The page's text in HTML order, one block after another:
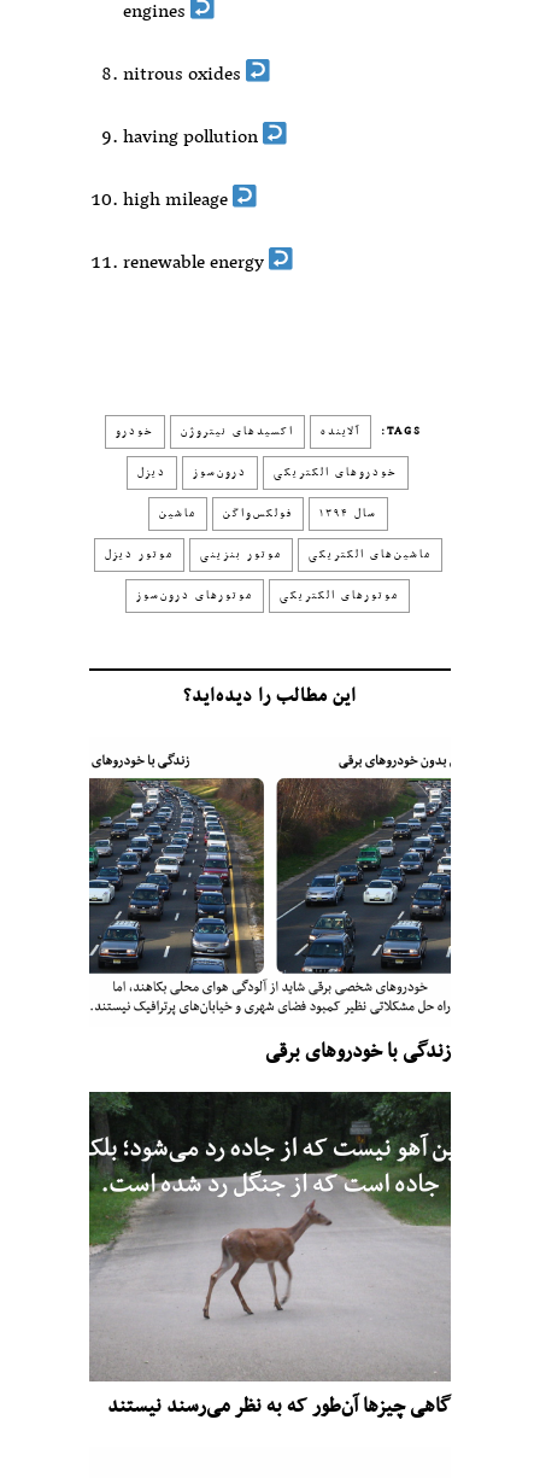
engines
nitrous oxides
having pollution
high mileage
renewable energy
TAGS: آلاینده اکسیدهای نیتروژن خودرو
خودروهای الکتریکی درون‌سوز دیزل
سال ۱۳۹۴ فولکس‌واگن ماشین
ماشین‌های الکتریکی موتور بنزینی موتور دیزل
موتورهای الکتریکی موتورهای درون‌سوز
این مطالب را دیده‌اید؟
زندگی با خودروهای برقی
گاهی چیزها آن‌طور که به نظر می‌رسند نیستند